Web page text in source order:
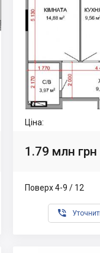
Ціна:
1.79 млн грн
Поверх 4-9 / 12
